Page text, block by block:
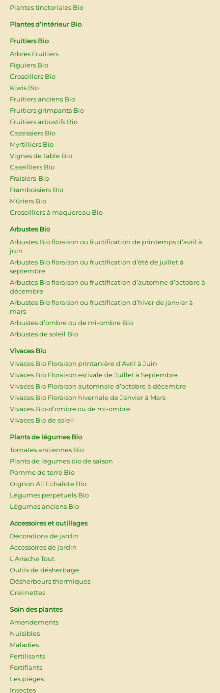
Plantes tinctoriales Bio
Plantes d’intérieur Bio
Fruitiers Bio
Arbres Fruitiers
Figuiers Bio
Groseillers Bio
Kiwis Bio
Fruitiers anciens Bio
Fruitiers grimpants Bio
Fruitiers arbustifs Bio
Cassissiers Bio
Myrtilliers Bio
Vignes de table Bio
Caseilliers Bio
Fraisiers-Bio
Framboisiers Bio
Mûriers Bio
Groseilliers à maquereau Bio
Arbustes Bio
Arbustes Bio floraison ou fructification de printemps d’avril à
juin
Arbustes Bio floraison ou fructification d’été de juillet à
septembre
Arbustes Bio floraison ou fructification d’automne d’octobre à
décembre
Arbustes Bio floraison ou fructification d’hiver de janvier à
mars
Arbustes d’ombre ou de mi-ombre Bio
Arbustes de soleil Bio
Vivaces Bio
Vivaces Bio Floraison printanière d’Avril à Juin
Vivaces Bio Floraison estivale de Juillet à Septembre
Vivaces Bio Floraison automnale d’octobre à décembre
Vivaces Bio Floraison hivernale de Janvier à Mars
Vivaces Bio-d’ombre ou de mi-ombre
Vivaces Bio de soleil
Plants de légumes Bio
Tomates anciennes Bio
Plants de légumes bio de saison
Pomme de terre Bio
Oignon Ail Echalote Bio
Légumes perpetuels Bio
Légumes anciens Bio
Accessoires et outillages
Décorations de jardin
Accessoires de jardin
L’Arrache Tout
Outils de désherbage
Désherbeurs thermiques
Grelinettes
Soin des plantes
Amendements
Nuisibles
Maladies
Fertilisants
Fortifiants
Les pièges
Insectes